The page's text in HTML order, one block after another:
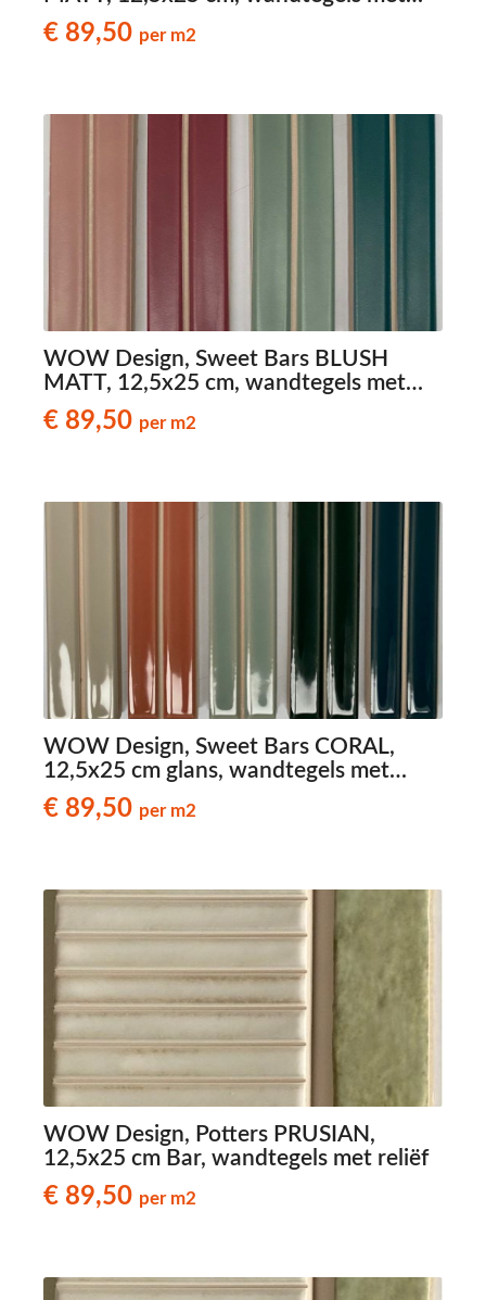
reliëf
€ 89,50 per m2
WOW Design, Sweet Bars BLUSH
MATT, 12,5x25 cm, wandtegels met
reliëf
€ 89,50 per m2
WOW Design, Sweet Bars CORAL,
12,5x25 cm glans, wandtegels met
reliëf
€ 89,50 per m2
WOW Design, Potters PRUSIAN,
12,5x25 cm Bar, wandtegels met reliëf
€ 89,50 per m2